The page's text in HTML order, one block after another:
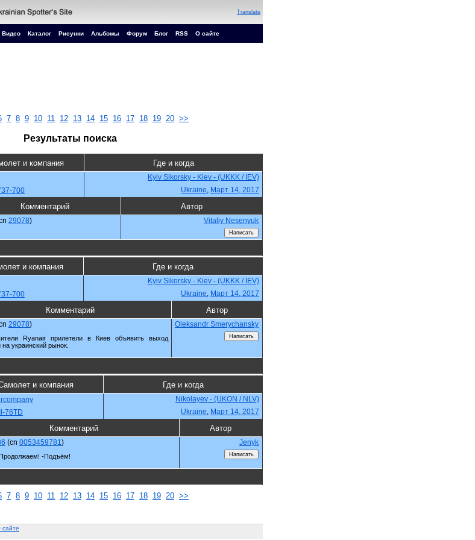
Translate
Видео Каталог Рисунки Альбомы Форум Блог RSS О сайте
7 8 9 10 11 12 13 14 15 16 17 18 19 20 >>
Результаты поиска
и компания Где и когда
Kyiv Sikorsky - Kiev - (UKKK / IEV)
700
Ukraine, Март 14, 2017
Комментарий Автор
29078) Vitaliy Nesenyuk
и компания Где и когда
Kyiv Sikorsky - Kiev - (UKKK / IEV)
700
Ukraine, Март 14, 2017
Комментарий Автор
29078)
Ryanair прилетели в Киев объявить выход
украинский рынок.
Oleksandr Smerychansky
и компания Где и когда
Nikolayev - (UKON / NLV)
76TD
Ukraine, Март 14, 2017
Комментарий Автор
(cn 0053459781)
-Подъём!
Jenyk
7 8 9 10 11 12 13 14 15 16 17 18 19 20 >>
сайте